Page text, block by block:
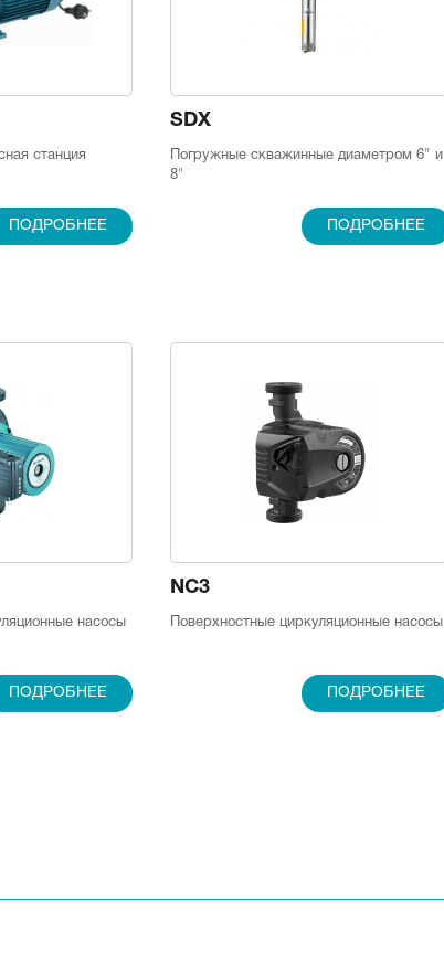
станция
ПОДРОБНЕЕ
SDX
Погружные скважинные диаметром 6" и
8"
ПОДРОБНЕЕ
насосы
ПОДРОБНЕЕ
NC3
Поверхностные циркуляционные насосы
ПОДРОБНЕЕ